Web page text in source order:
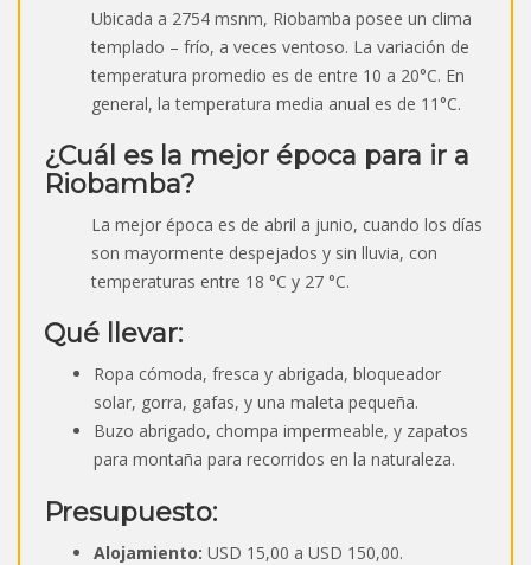
Ubicada a 2754 msnm, Riobamba posee un clima
templado – frío, a veces ventoso. La variación de
temperatura promedio es de entre 10 a 20°C. En
general, la temperatura media anual es de 11°C.
¿Cuál es la mejor época para ir a
Riobamba?
La mejor época es de abril a junio, cuando los días
son mayormente despejados y sin lluvia, con
temperaturas entre 18 °C y 27 °C.
Qué llevar:
Ropa cómoda, fresca y abrigada, bloqueador
solar, gorra, gafas, y una maleta pequeña.
Buzo abrigado, chompa impermeable, y zapatos
para montaña para recorridos en la naturaleza.
Presupuesto:
Alojamiento: USD 15,00 a USD 150,00.